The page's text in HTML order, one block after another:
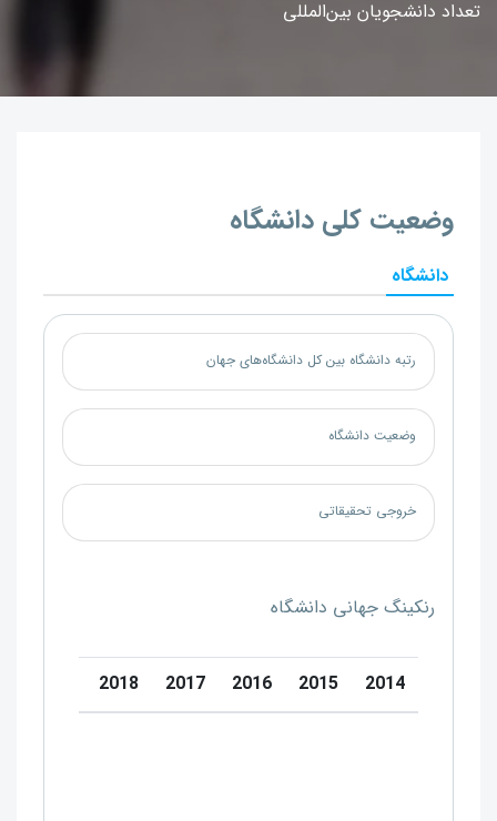
تعداد دانشجویان بین‌المللی
وضعیت کلی دانشگاه
دانشگاه
رتبه دانشگاه بین کل دانشگاه‌های جهان
وضعیت دانشگاه
خروجی تحقیقاتی
رنکینگ جهانی دانشگاه
2014
2015
2016
2017
2018